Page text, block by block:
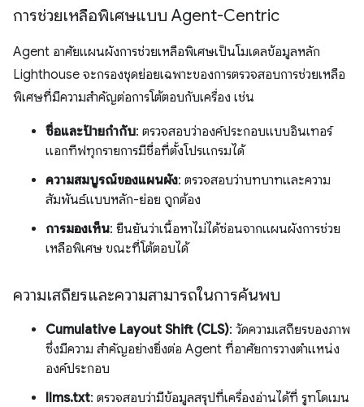
การช่วยเหลือพิเศษแบบ Agent-Centric
Agent อาศัยแผนผังการช่วยเหลือพิเศษเป็นโมเดลข้อมูลหลัก
Lighthouse จะกรองชุดย่อยเฉพาะของการตรวจสอบการช่วยเหลือ
พิเศษที่มีความสำคัญต่อการโต้ตอบกับเครื่อง เช่น
ชื่อและป้ายกำกับ: ตรวจสอบว่าองค์ประกอบแบบอินเทอร์
แอกทีฟทุกรายการมีชื่อที่ตั้งโปรแกรมได้
ความสมบูรณ์ของแผนผัง: ตรวจสอบว่าบทบาทและความ
สัมพันธ์แบบหลัก-ย่อย ถูกต้อง
การมองเห็น: ยืนยันว่าเนื้อหาไม่ได้ซ่อนจากแผนผังการช่วย
เหลือพิเศษ ขณะที่โต้ตอบได้
ความเสถียรและความสามารถในการค้นพบ
Cumulative Layout Shift (CLS): วัดความเสถียรของภาพ
ซึ่งมีความ สำคัญอย่างยิ่งต่อ Agent ที่อาศัยการวางตำแหน่ง
องค์ประกอบ
llms.txt: ตรวจสอบว่ามีข้อมูลสรุปที่เครื่องอ่านได้ที่ รูทโดเมน